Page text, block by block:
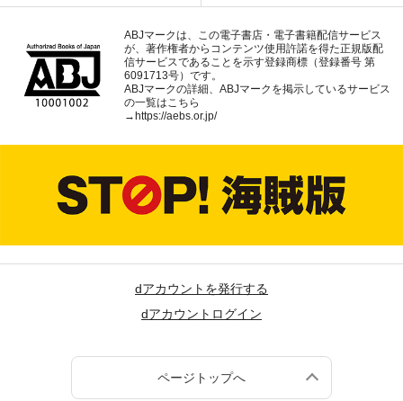
ABJマークは、この電子書店・電子書籍配信サービス
が、著作権者からコンテンツ使用許諾を得た正規版配
信サービスであることを示す登録商標（登録番号 第
6091713号）です。
ABJマークの詳細、ABJマークを掲示しているサービス
の一覧はこちら
→https://aebs.or.jp/
dアカウントを発行する
dアカウントログイン
ページトップへ